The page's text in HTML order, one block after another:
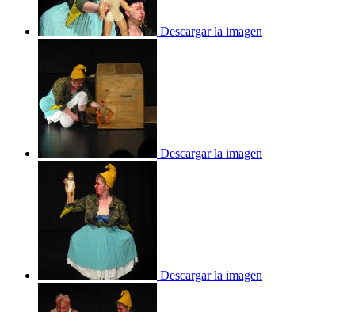
Descargar la imagen
Descargar la imagen
Descargar la imagen